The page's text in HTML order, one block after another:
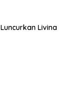
Livina